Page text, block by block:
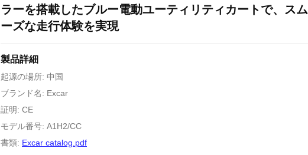
ラーを搭載したブルー電動ユーティリティカートで、スム
ーズな走行体験を実現
製品詳細
起源の場所: 中国
ブランド名: Excar
証明: CE
モデル番号: A1H2/CC
書類: Excar catalog.pdf